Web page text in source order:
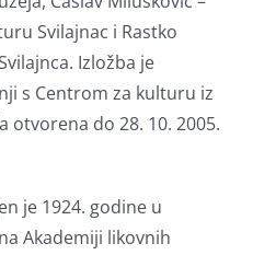
Svilajnac i Rastko
Izložba je
s Centrom za kulturu iz
otvorena do 28. 10. 2005.
je 1924. godine u
Akademiji likovnih